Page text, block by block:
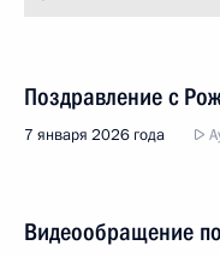
Поздравление с
7 января 2026 года
Видеообращение